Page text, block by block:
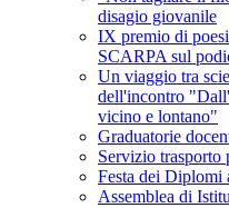
disagio giovanile
IX premio di
SCARPA sul
Un viaggio tra
dell'incontro
vicino e lontano"
Graduatorie
Servizio trasporto
Festa dei Diplomi
Assemblea di